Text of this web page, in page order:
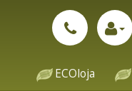
ECOloja